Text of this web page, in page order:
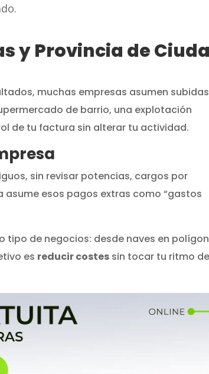
y Provincia de
muchas empresas asumen
de barrio, una explotación
de tu factura sin alterar tu actividad.
sin revisar potencias, cargos por
esos pagos extras como “gastos
tipo de negocios: desde naves en
es reducir costes sin tocar tu ritmo de